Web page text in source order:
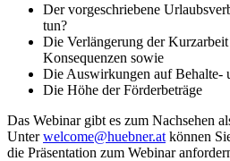
Der vorgeschriebene
tun?
Die Verlängerung der
Konsequenzen sowie
Die Auswirkungen auf Behalte-
Die Höhe der Förderbeträge
Das Webinar gibt es zum Nachsehen
Unterwelcome@huebner.at können
die Präsentation zum Webinar